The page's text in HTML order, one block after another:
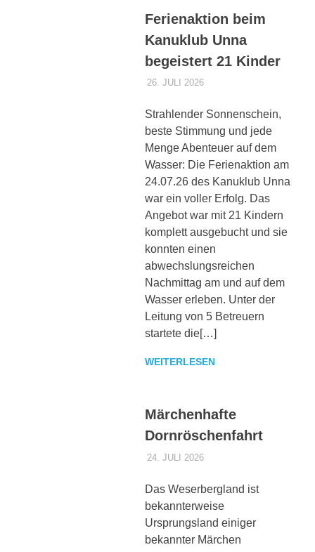
Ferienaktion beim
Kanuklub Unna
begeistert 21 Kinder
26. JULI 2026DENNISZ
ALLGEMEIN
Strahlender Sonnenschein,
beste Stimmung und jede
Menge Abenteuer auf dem
Wasser: Die Ferienaktion am
24.07.26 des Kanuklub Unna
war ein voller Erfolg. Das
Angebot war mit 21 Kindern
komplett ausgebucht und sie
konnten einen
abwechslungsreichen
Nachmittag am und auf dem
Wasser erleben. Unter der
Leitung von 5 Betreuern
startete die[…]
WEITERLESEN
Märchenhafte
Dornröschenfahrt
24. JULI 2026DENNISZ
ALLGEMEIN
Das Weserbergland ist
bekannterweise
Ursprungsland einiger
bekannter Märchen